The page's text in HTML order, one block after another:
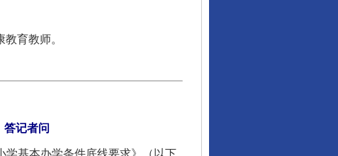
育教师。
记者问
基本办学条件底线要求》（以下